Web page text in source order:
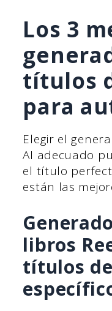
Los 3
títulos
para
Elegir el
AI adecuado
el título
están las
libros
títulos